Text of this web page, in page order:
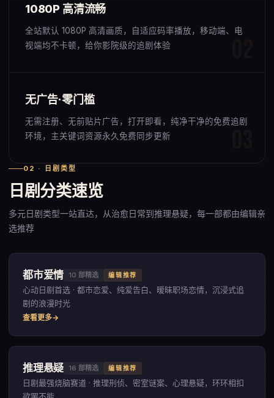
1080P 高清流畅
全站默认 1080P 高清画质，自适应码率播放，移动端、电
视端均不卡顿，给你影院级的追剧体验
无广告·零门槛
无需注册、无前贴片广告，打开即看，纯净干净的免费追剧
环境，主关键词资源永久免费同步更新
02 · 日剧类型
日剧分类速览
多元日剧类型一站直达，从治愈日常到推理悬疑，每一部都由编辑亲
选推荐
都市爱情 10 部精选 编辑推荐
心动日剧首选 · 都市恋爱、纯爱告白、暧昧职场恋情，沉浸式追
剧的浪漫时光
查看更多
推理悬疑 16 部精选 编辑推荐
日剧最强烧脑赛道 · 推理刑侦、密室谜案、心理悬疑，环环相扣